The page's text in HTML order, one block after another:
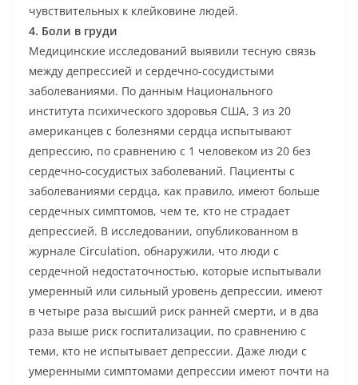
чувствительных к клейковине людей.
4. Боли в груди
Медицинские исследований выявили тесную связь
между депрессией и сердечно-сосудистыми
заболеваниями. По данным Национального
института психического здоровья США, 3 из 20
американцев с болезнями сердца испытывают
депрессию, по сравнению с 1 человеком из 20 без
сердечно-сосудистых заболеваний. Пациенты с
заболеваниями сердца, как правило, имеют больше
сердечных симптомов, чем те, кто не страдает
депрессией. В исследовании, опубликованном в
журнале Circulation, обнаружили, что люди с
сердечной недостаточностью, которые испытывали
умеренный или сильный уровень депрессии, имеют
в четыре раза высший риск ранней смерти, и в два
раза выше риск госпитализации, по сравнению с
теми, кто не испытывает депрессии. Даже люди с
умеренными симптомами депрессии имеют почти на